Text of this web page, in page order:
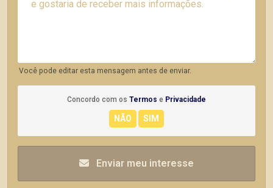
Você pode editar esta mensagem antes de enviar.
Concordo com os Termos e Privacidade
Enviar meu interesse